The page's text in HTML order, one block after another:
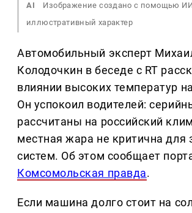
AI
Изображение создано с помощью
иллюстративный характер
Автомобильный эксперт
Колодочкин в беседе с RT
влиянии высоких температур
Он успокоил водителей:
рассчитаны на российский
местная жара не критична для
систем. Об этом сообщает
Комсомольская правда.
Если машина долго стоит на